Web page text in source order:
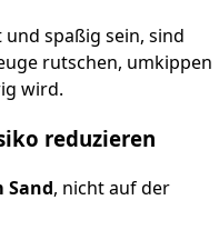
spaßig sein, sind
rutschen, umkippen
wird.
reduzieren
Sand, nicht auf der